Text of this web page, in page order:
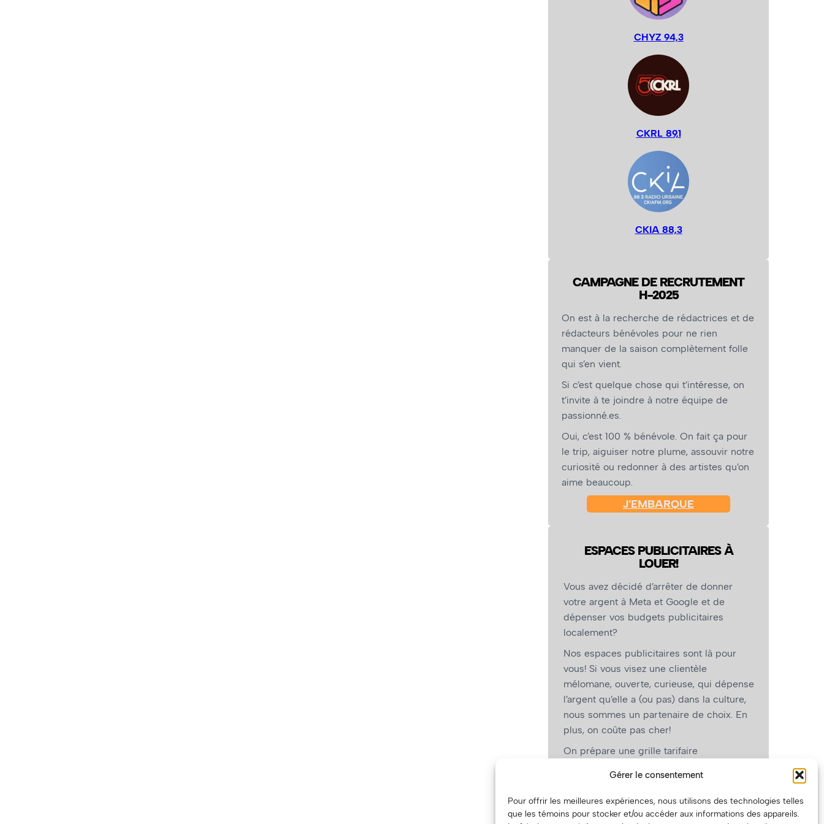
Gérer le consentement
Pour offrir les meilleures expériences, nous utilisons des technologies telles
que les témoins pour stocker et/ou accéder aux informations des appareils.
CHYZ 94,3
CKRL 89,1
CKIA 88,3
CAMPAGNE DE RECRUTEMENT
H-2025
On est à la recherche de rédactrices et de
rédacteurs bénévoles pour ne rien
manquer de la saison complètement folle
qui s’en vient.
Si c’est quelque chose qui t’intéresse, on
t’invite à te joindre à notre équipe de
passionné.es.
Oui, c’est 100 % bénévole. On fait ça pour
le trip, aiguiser notre plume, assouvir notre
curiosité ou redonner à des artistes qu’on
aime beaucoup.
J’EMBARQUE
ESPACES PUBLICITAIRES À
LOUER!
Vous avez décidé d’arrêter de donner
votre argent à Meta et Google et de
dépenser vos budgets publicitaires
localement?
Nos espaces publicitaires sont là pour
vous! Si vous visez une clientèle
mélomane, ouverte, curieuse, qui dépense
l’argent qu’elle a (ou pas) dans la culture,
nous sommes un partenaire de choix. En
plus, on coûte pas cher!
On prépare une grille tarifaire
vous, les artistes!)